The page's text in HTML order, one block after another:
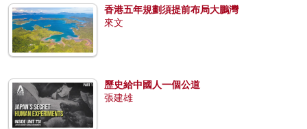
香港五年規劃須提前布局大鵬灣
來文
歷史給中國人一個公道
張建雄